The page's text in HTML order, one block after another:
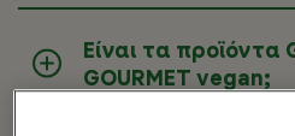
Είναι τα προϊόντα
GOURMET vegan;